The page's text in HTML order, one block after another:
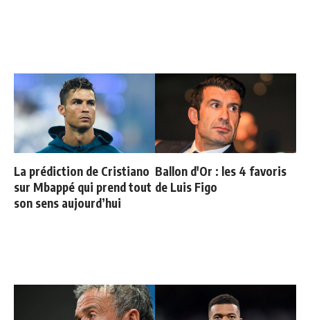
La prédiction de Cristiano
sur Mbappé qui prend tout
son sens aujourd’hui
Ballon d'Or : les 4 favoris
de Luis Figo